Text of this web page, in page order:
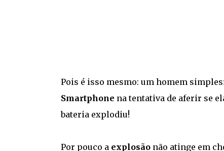
Pois é isso mesmo: um homem
Smartphone na tentativa de aferir se
bateria explodiu!
Por pouco a explosão não atinge em